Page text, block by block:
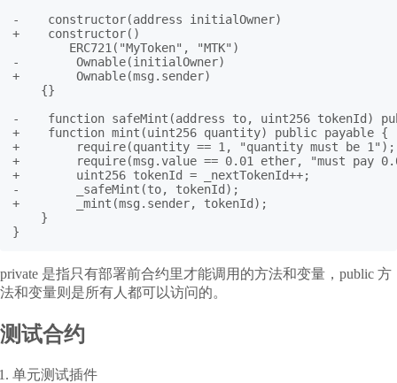
-    constructor(address initialOwner)
+    constructor()
        ERC721("MyToken", "MTK")
-        Ownable(initialOwner)
+        Ownable(msg.sender)
    {}
-    function safeMint(address to, uint256 tokenId)
+    function mint(uint256 quantity) public payable {
+        require(quantity == 1, "quantity must be 1");
+        require(msg.value == 0.01 ether, "must pay
+        uint256 tokenId = _nextTokenId++;
-        _safeMint(to, tokenId);
+        _mint(msg.sender, tokenId);
    }
}
private 是指只有部署前合约里才能调用的方法和变量，public 方
法和变量则是所有人都可以访问的。
测试合约
单元测试插件